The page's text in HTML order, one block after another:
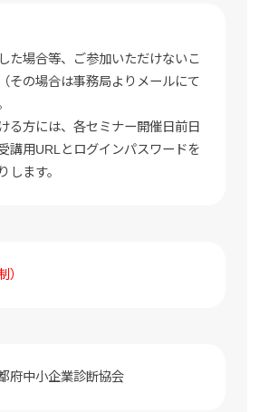
た場合等、ご参加いただけないこ
その場合は事務局よりメールにて
る方には、各セミナー開催日前日
講用URLとログインパスワードを
します。
）
府中小企業診断協会